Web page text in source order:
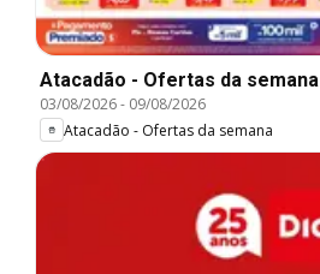
Atacadão - Ofertas da semana
03/08/2026- 09/08/2026
Atacadão - Ofertas da semana